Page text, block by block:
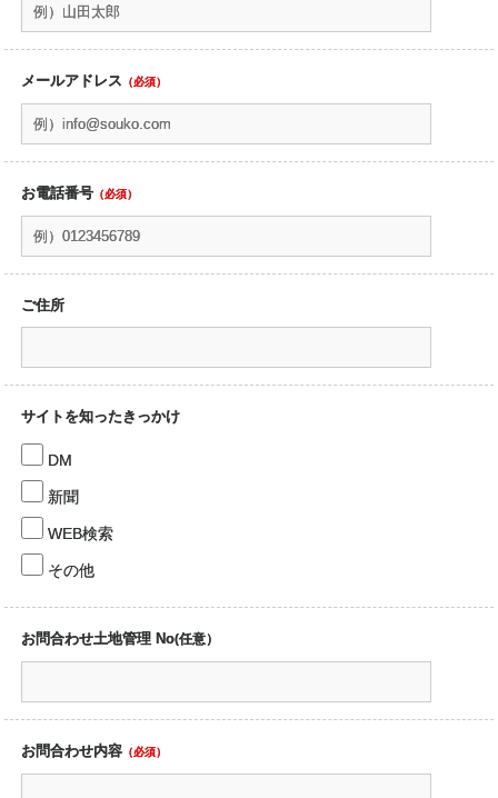
メールアドレス （必須）
お電話番号 （必須）
ご住所
サイトを知ったきっかけ
DM
新聞
WEB検索
その他
お問合わせ土地管理 No(任意）
お問合わせ内容 （必須）